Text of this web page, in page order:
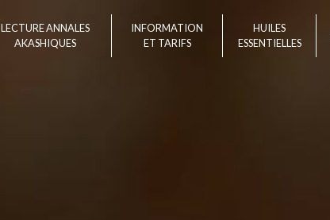
LECTURE ANNALES
AKASHIQUES
INFORMATION
ET TARIFS
HUILES
ESSENTIELLES